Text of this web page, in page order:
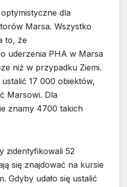
dla
Marsa. Wszystko
to, że
uderzenia PHA w Marsa
niż w przypadku Ziemi.
ustalić 17 000 obiektów,
Marsowi. Dla
znamy 4700 takich
zidentyfikowali 52
się znajdować na kursie
Gdyby udało się ustalić